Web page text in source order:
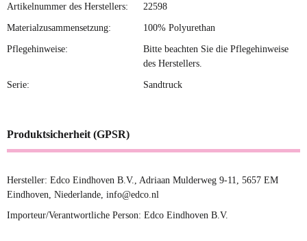
Artikelnummer des Herstellers: 22598
Materialzusammensetzung: 100% Polyurethan
Pflegehinweise:
Bitte beachten Sie die Pflegehinweise
des Herstellers.
Serie: Sandtruck
Produktsicherheit (GPSR)
Hersteller: Edco Eindhoven B.V., Adriaan Mulderweg 9-11, 5657 EM
Eindhoven, Niederlande, info@edco.nl
Importeur/Verantwortliche Person: Edco Eindhoven B.V.